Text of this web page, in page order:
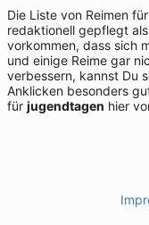
Die Liste von Reimen
redaktionell gepflegt
vorkommen, dass sich
und einige Reime gar
verbessern, kannst Du
Anklicken besonders
für jugendtagen hier